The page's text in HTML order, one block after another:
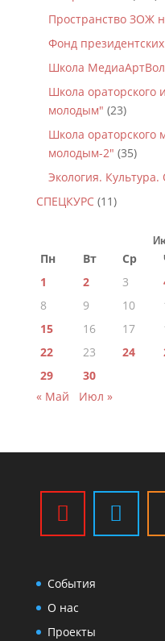
Пространство ЗОЖ
Фонд
Школа
Школа ораторского
молодым" (23)
Школа ораторского
молодым-2" (35)
Экология.
СПЕЦКУРС(11)
Пн Вт Ср
1
2 3
8
9 10
15
16 17
22
23 24
29
30
« Май
Июл »
События
О нас
Проекты